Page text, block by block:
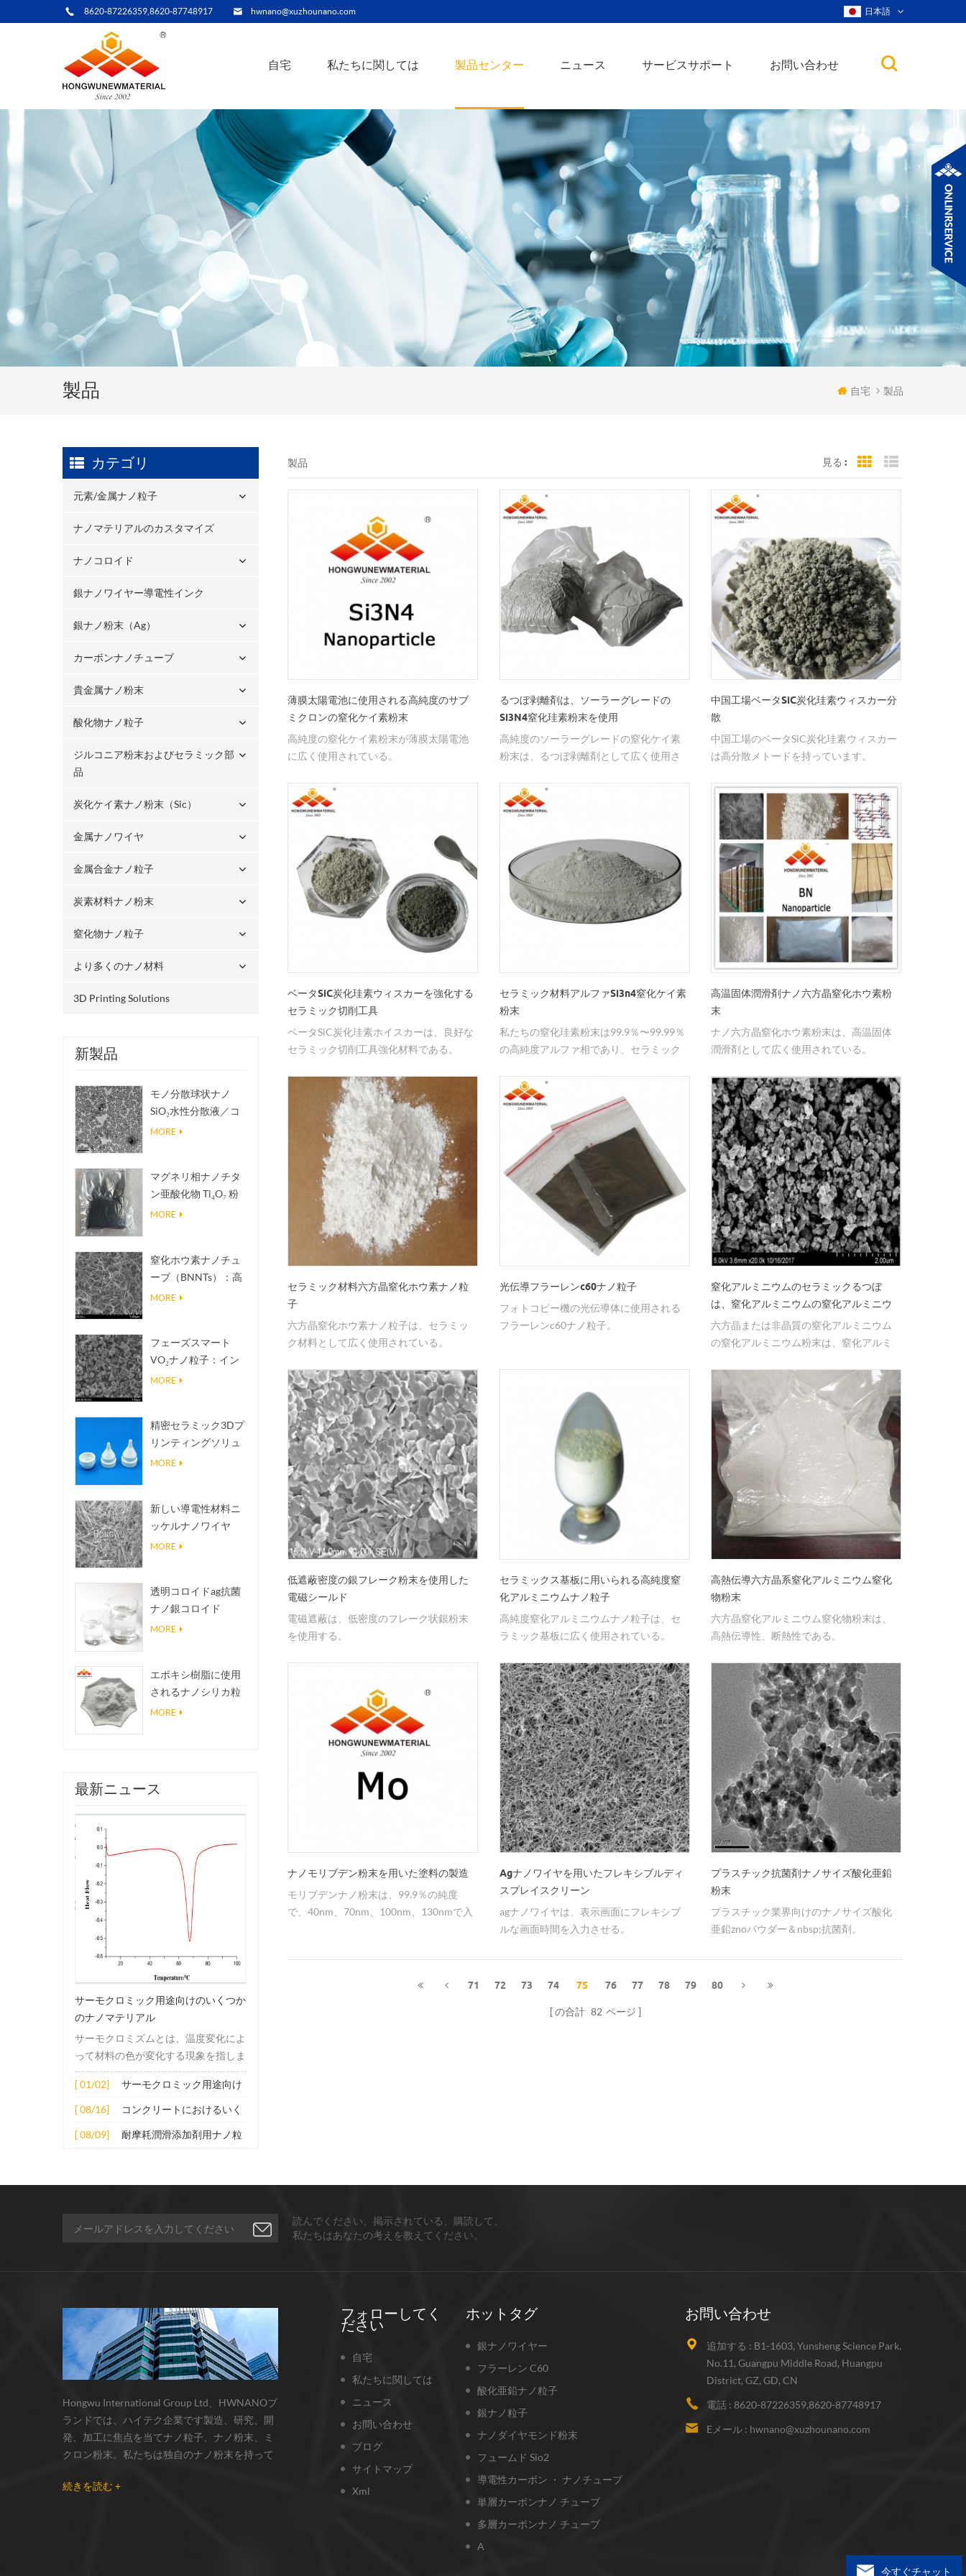
8620-87226359,8620-87748917 hwnano@xuzhounano.com 日本語
自宅 私たちに関しては 製品センター ニュース サービスサポート お問い合わせ
製品 自宅 製品
カテゴリ
元素/金属ナノ粒子
ナノマテリアルのカスタマイズ
ナノコロイド
銀ナノワイヤー導電性インク
銀ナノ粉末（ag）
カーボンナノチューブ
貴金属ナノ粉末
酸化物ナノ粒子
ジルコニア粉末およびセラミック部
品
炭化ケイ素ナノ粉末（sic）
金属ナノワイヤ
金属合金ナノ粒子
炭素材料ナノ粉末
窒化物ナノ粒子
より多くのナノ材料
3D Printing Solutions
新製品
モノ分散球状ナノ
SiO₂水性分散液／コ
ロイド
MORE
マグネリ相ナノチタ
ン亜酸化物 Ti₄O₇ 粉
末
MORE
窒化ホウ素ナノチュ
ーブ（BNNTs）：高
熱伝導放熱フィラー
MORE
フェーズスマート
VO₂ナノ粒子：イン
テリジェントな熱応
MORE
精密セラミック3Dプ
リンティングソリュ
ーションは不可能な
MORE
新しい導電性材料ニ
ッケルナノワイヤ
NINWS
MORE
透明コロイドag抗菌
ナノ銀コロイド
MORE
エポキシ樹脂に使用
されるナノシリカ粒
子、超疎水性コーテ
MORE
最新ニュース
サーモクロミック用途向けのいくつか
のナノマテリアル
サーモクロミズムとは、温度変化によ
って材料の色が変化する現象を指しま
す。この変化は通常、材料の電子構造
または分子構造の変化によって引き起
こされます。その適用原理には主に次
ミック材料の分子は、加熱されると構
の変化は、分子間の相互作用を変更し
たり、配向や立体構造を変更したりす
ることなどによって実現できます。 2.
[ 01/02]
サーモクロミック用途向け
[ 08/16]
コンクリートにおけるいく
つかのナノ材料の拡張応用
[ 08/09]
耐摩耗潤滑添加剤用ナノ粒
製品 見る : Grid View
薄膜太陽電池に使用される高純度のサブ
ミクロンの窒化ケイ素粉末
高純度の窒化ケイ素粉末が薄膜太陽電池
に広く使用されている。
るつぼ剥離剤は、ソーラーグレードの
Si3N4窒化珪素粉末を使用
高純度のソーラーグレードの窒化ケイ素
粉末は、るつぼ剥離剤として広く使用さ
中国工場ベータSiC炭化珪素ウィスカー分
散
中国工場のベータSiC炭化珪素ウィスカー
は高分散メトードを持っています。
ベータSiC炭化珪素ウィスカーを強化する
セラミック切削工具
ベータSiC炭化珪素ホイスカーは、良好な
セラミック切削工具強化材料である。
セラミック材料アルファSi3n4窒化ケイ素
粉末
私たちの窒化珪素粉末は99.9％〜99.99％
の高純度アルファ相であり、セラミック
高温固体潤滑剤ナノ六方晶窒化ホウ素粉
末
ナノ六方晶窒化ホウ素粉末は、高温固体
潤滑剤として広く使用されている。
セラミック材料六方晶窒化ホウ素ナノ粒
子
六方晶窒化ホウ素ナノ粒子は、セラミッ
ク材料として広く使用されている。
光伝導フラーレンc60ナノ粒子
フォトコピー機の光伝導体に使用される
フラーレンc60ナノ粒子。
窒化アルミニウムのセラミックるつぼ
は、窒化アルミニウムの窒化アルミニウ
ムの粉末を使用した。
六方晶または非晶質の窒化アルミニウム
の窒化アルミニウム粉末は、窒化アルミ
用されている。
低遮蔽密度の銀フレーク粉末を使用した
電磁シールド
電磁遮蔽は、低密度のフレーク状銀粉末
を使用する。
セラミックス基板に用いられる高純度窒
化アルミニウムナノ粒子
高純度窒化アルミニウムナノ粒子は、セ
ラミック基板に広く使用されている。
高熱伝導六方晶系窒化アルミニウム窒化
物粉末
六方晶窒化アルミニウム窒化物粉末は、
高熱伝導性、断熱性である。
ナノモリブデン粉末を用いた塗料の製造
モリブデンナノ粉末は、99.9％の純度
で、40nm、70nm、100nm、130nmで入
Agナノワイヤを用いたフレキシブルディ
スプレイスクリーン
agナノワイヤは、表示画面にフレキシブ
ルな画面時間を入力させる。
プラスチック抗菌剤ナノサイズ酸化亜鉛
粉末
プラスチック業界向けのナノサイズ酸化
亜鉛znoパウダー＆nbsp;抗菌剤。
71 72 73 74 75 76 77 78 79 80
の合計 82 ページ
読んでください、掲示されている、購読して、
私たちはあなたの考えを教えてください。
フォローしてく
ださい
自宅
私たちに関しては
ニュース
お問い合わせ
ブログ
サイトマップ
Xml
ホットタグ
銀ナノワイヤー
フラーレン C60
酸化亜鉛ナノ粒子
銀ナノ粒子
ナノダイヤモンド粉末
フュームド Sio2
導電性カーボン ・ ナノチューブ
単層カーボンナノ チューブ
多層カーボンナノ チューブ
A
お問い合わせ
追加する : B1-1603, Yunsheng Science Park,
No.11, Guangpu Middle Road, Huangpu
District, GZ, GD, CN
電話 : 8620-87226359,8620-87748917
Eメール : hwnano@xuzhounano.com
Hongwu International Group Ltd、HWNANOブ
ランドでは、ハイテク企業です製造、研究、開
発、加工に焦点を当てナノ粒子、ナノ粉末、ミ
クロン粉末。私たちは独自のナノ粉末を持って
省にあり、主に 銀ナノ粒子 、 銅ナノ粒子 、 炭
続きを読む +
今すぐチャット